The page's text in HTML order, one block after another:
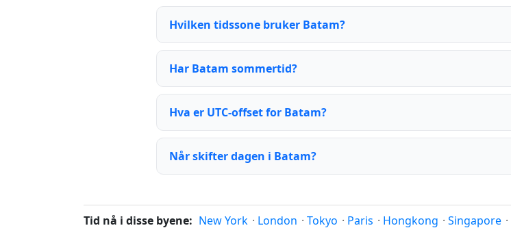
Hvilken tidssone bruker Batam?
Har Batam sommertid?
Hva er UTC-offset for Batam?
Når skifter dagen i Batam?
Tid nå i disse byene: New York · London · Tokyo · Paris · Hongkong · Singapore ·